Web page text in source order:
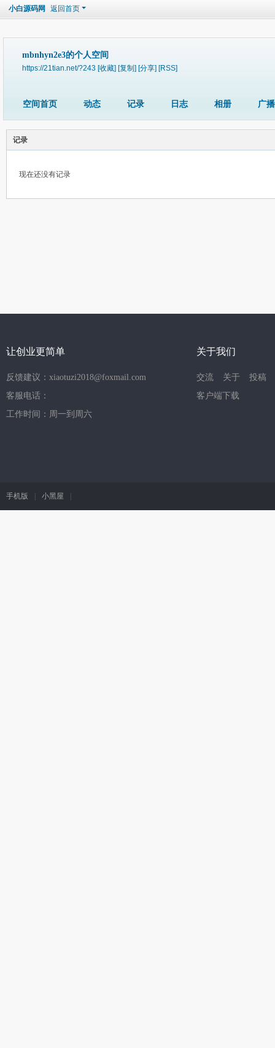
小白源码网 返回首页
mbnhyn2e3的个人空间
https://21tian.net/?243 [收藏] [复制] [分享] [RSS]
空间首页 动态 记录 日志 相册 广播
记录
现在还没有记录
让创业更简单
反馈建议：xiaotuzi2018@foxmail.com
客服电话：
工作时间：周一到周六
关于我们
交流 关于
投稿
客户端下载
手机版 小黑屋